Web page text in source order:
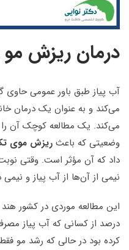
درمان ریزش مو
آب پیاز طبق باور عمومی
می‌کند و به عنوان یک درمان
می‌کند. یک مطالعه کوچک آن را
وضعیتی که باعث ریزش موی
داد که آن مؤثر است. وقتی
نیمی از آن‌ها از آب پیاز و
درصد از کسانی که آب پیاز